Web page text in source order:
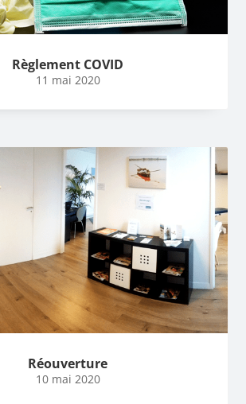
Règlement COVID
11 mai 2020
Réouverture
10 mai 2020